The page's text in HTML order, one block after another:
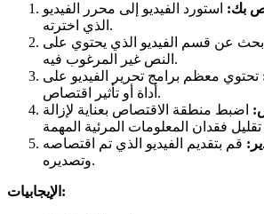
بك: استورد الفيديو إلى محرر الفيديو
الذي اخترته.
ابحث عن قسم الفيديو الذي يحتوي على
النص غير المرغوب فيه.
تحتوي معظم برامج تحرير الفيديو على
أداة أو تأثير اقتصاص.
اضبط منطقة الاقتصاص بعناية لإزالة
قم بتقديم الفيديو الذي تم اقتصاصه
وتصديره.
الإيجابيات: